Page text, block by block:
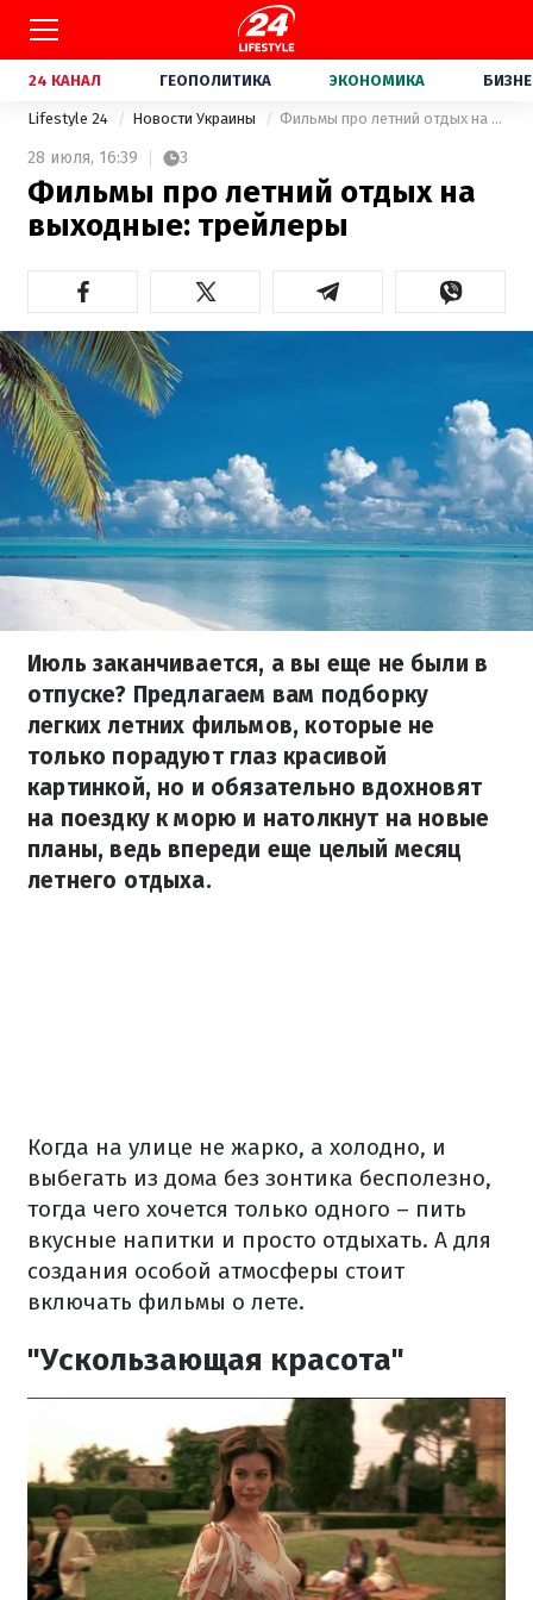
24 КАНАЛ ГЕОПОЛИТИКА ЭКОНОМИКА
Lifestyle 24 Новости Украины Фильмы про летний отдых на выходные: трейлеры
28 июля, 16:39 3
Фильмы про летний отдых на
выходные: трейлеры
Июль заканчивается, а вы еще не были в
отпуске? Предлагаем вам подборку
легких летних фильмов, которые не
только порадуют глаз красивой
картинкой, но и обязательно вдохновят
на поездку к морю и натолкнут на новые
планы, ведь впереди еще целый месяц
летнего отдыха.
Когда на улице не жарко, а холодно, и
выбегать из дома без зонтика бесполезно,
тогда чего хочется только одного – пить
вкусные напитки и просто отдыхать. А для
создания особой атмосферы стоит
включать фильмы о лете.
"Ускользающая красота"